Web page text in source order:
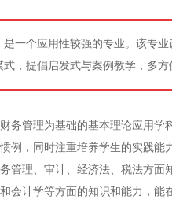
一个应用性较强的专业。该专
，提倡启发式与案例教学，多
务管理为基础的基本理论应用
例，同时注重培养学生的实践
管理、审计、经济法、税法方面
会计学等方面的知识和能力，